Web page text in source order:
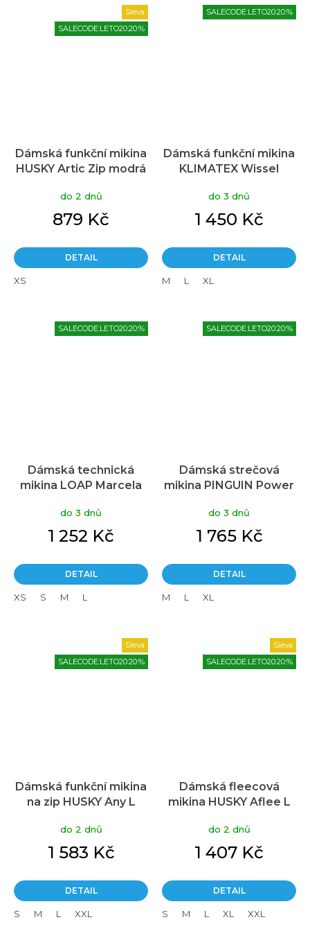
Sleva
SALECODE:LETO20:20:%
Dámská funkční mikina
HUSKY Artic Zip modrá
do 2 dnů
879 Kč
DETAIL
XS
SALECODE:LETO20:20:%
Dámská funkční mikina
KLIMATEX Wissel
do 3 dnů
1 450 Kč
DETAIL
M L XL
SALECODE:LETO20:20:%
Dámská technická
mikina LOAP Marcela
do 3 dnů
1 252 Kč
DETAIL
XS S M L
SALECODE:LETO20:20:%
Dámská strečová
mikina PINGUIN Power
do 3 dnů
1 765 Kč
DETAIL
M L XL
Sleva
SALECODE:LETO20:20:%
Dámská funkční mikina
na zip HUSKY Any L
do 2 dnů
1 583 Kč
DETAIL
S M L XXL
Sleva
SALECODE:LETO20:20:%
Dámská fleecová
mikina HUSKY Aflee L
do 2 dnů
1 407 Kč
DETAIL
S M L XL XXL